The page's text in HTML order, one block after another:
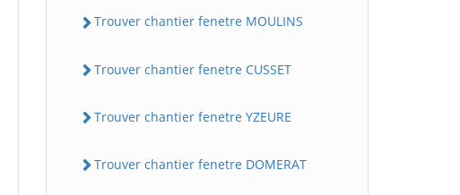
Trouver chantier fenetre MOULINS
Trouver chantier fenetre CUSSET
Trouver chantier fenetre YZEURE
Trouver chantier fenetre DOMERAT